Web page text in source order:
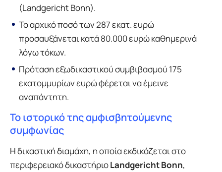
(Landgericht Bonn).
Το αρχικό ποσό των 287 εκατ. ευρώ
προσαυξάνεται κατά 80.000 ευρώ καθημερινά
λόγω τόκων.
Πρόταση εξωδικαστικού συμβιβασμού 175
εκατομμυρίων ευρώ φέρεται να έμεινε
αναπάντητη.
Το ιστορικό της αμφισβητούμενης
συμφωνίας
Η δικαστική διαμάχη, η οποία εκδικάζεται στο
περιφερειακό δικαστήριοLandgericht Bonn,